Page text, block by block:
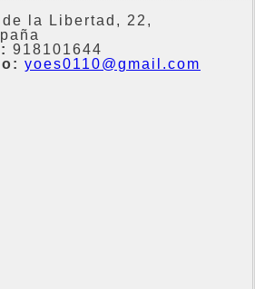
la Libertad, 22,
918101644
yoes0110@gmail.com